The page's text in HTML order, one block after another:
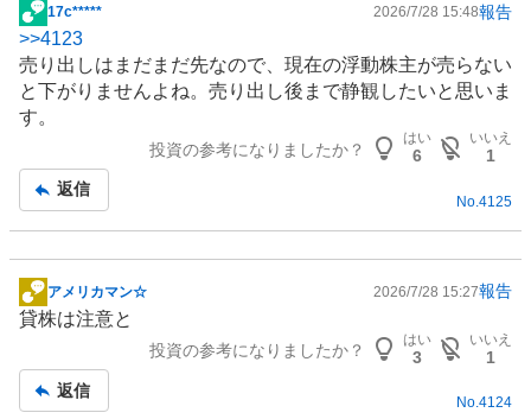
掲
示
板
記
事
17c***** 2026/7/28 15:48報告
>>4123
売り出しはまだまだ先なので、現在の浮動株主が売らない
と下がりませんよね。売り出し後まで静観したいと思いま
す。
投資の参考になりましたか？
はい
6
いいえ
1
返信
No. 4125
掲
示
事
アメリカマン☆ 2026/7/28 15:27報告
貸株は注意と
投資の参考になりましたか？
はい
3
いいえ
1
返信
No.4124